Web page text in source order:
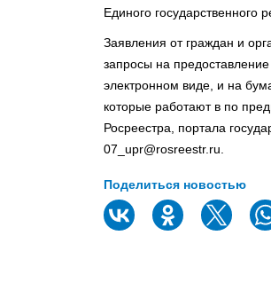
Единого
Заявления от граждан и
запросы на
электронном виде, и на
которые работают в по
Росреестра, портала
07_upr@rosreestr.ru.
Поделиться новостью